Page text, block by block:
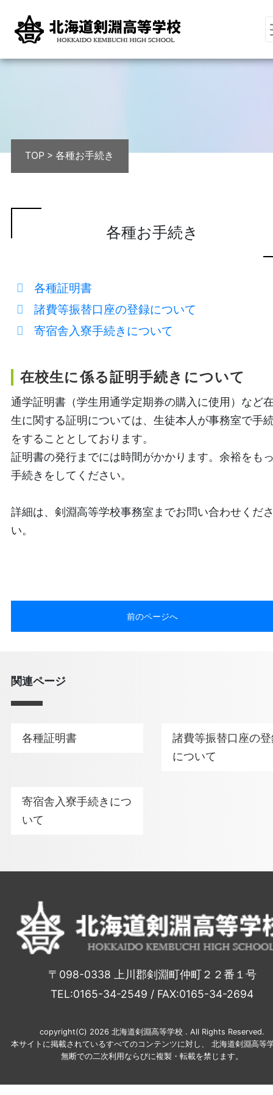
TOP >各種お手続き
各種お手続き
各種証明書
諸費等振替口座の登録について
寄宿舎入寮手続きについて
在校生に係る証明手続きについて
通学証明書（学生用通学定期券の購入に使用）など
生に関する証明については、生徒本人が事務室で手
をすることとしております。
証明書の発行までには時間がかかります。余裕をも
手続きをしてください。
詳細は、剣淵高等学校事務室までお問い合わせくだ
い。
前のページへ
関連ページ
各種証明書
諸費等振替口座の
について
寄宿舎入寮手続きにつ
いて
〒098-0338 上川郡剣淵町仲町２２番１号
TEL:0165-34-2549 / FAX:0165-34-2694
copyright(C) 2026 北海道剣淵高等学校 . All Rights Reserved.
本サイトに掲載されているすべてのコンテンツに対し、 北海道剣淵高等
無断での二次利用ならびに複製・転載を禁じます。